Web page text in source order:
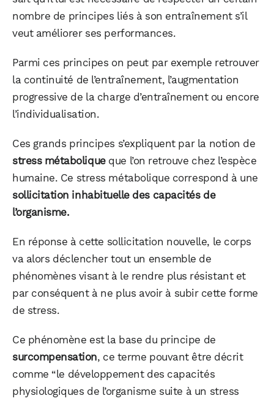
nombre de principes liés à son entraînement s’il
veut améliorer ses performances.
Parmi ces principes on peut par exemple retrouver
la continuité de l’entraînement, l’augmentation
progressive de la charge d’entraînement ou encore
l’individualisation.
Ces grands principes s’expliquent par la notion de
stress métaboliqueque l’on retrouve chez l’espèce
humaine. Ce stress métabolique correspond à une
sollicitation inhabituelle des capacités de
l’organisme.
En réponse à cette sollicitation nouvelle, le corps
va alors déclencher tout un ensemble de
phénomènes visant à le rendre plus résistant et
par conséquent à ne plus avoir à subir cette forme
de stress.
Ce phénomène est la base du principe de
surcompensation, ce terme pouvant être décrit
comme “le développement des capacités
physiologiques de l’organisme suite à un stress